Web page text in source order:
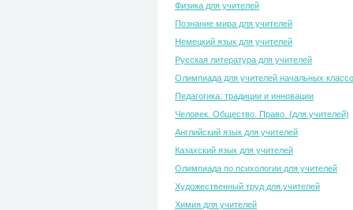
Физика для учителей
Познание мира для учителей
Немецкий язык для учителей
Русская литература для учителей
Олимпиада для учителей начальных
Педагогика: традиции и инновации
Человек. Общество. Право. (для учителей)
Английский язык для учителей
Казахский язык для учителей
Олимпиада по психологии для учителей
Художественный труд для учителей
Химия для учителей